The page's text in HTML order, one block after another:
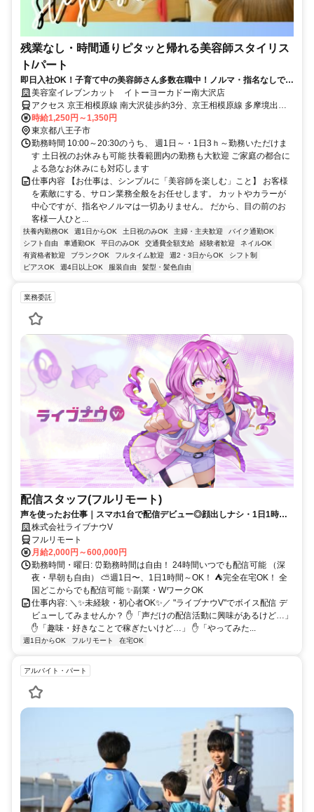
残業なし・時間通りピタッと帰れる美容師スタイリス
ト/パート
即日入社OK！子育て中の美容師さん多数在職中！ノルマ・指名なしで安
心して働けます！スキマ時間を有効に使いませんか？
美容室イレブンカット イトーヨーカドー南大沢店
アクセス 京王相模原線 南大沢徒歩約3分、京王相模原線 多摩境出入
口1徒歩約27分、京王相模原線 京王堀之内徒歩約35分
時給1,250円～1,350円
東京都八王子市
勤務時間 10:00～20:30のうち、 週1日～・1日3ｈ～勤務いただけま
す 土日祝のお休みも可能 扶養範囲内の勤務も大歓迎 ご家庭の都合に
よる急なお休みにも対応します
仕事内容 【お仕事は、シンプルに「美容師を楽しむ」こと】 お客様
を素敵にする、サロン業務全般をお任せします。 カットやカラーが
中心ですが、指名やノルマは一切ありません。 だから、目の前のお
客様一人ひと...
扶養内勤務OK 週1日からOK 土日祝のみOK 主婦・主夫歓迎
バイク通勤OK
シフト自由
車通勤OK 平日のみOK 交通費全額支給 経験者歓迎
ネイルOK
有資格者歓迎
ブランクOK フルタイム歓迎 週2・3日からOK
シフト制
ピアスOK
週4日以上OK 服装自由 髪型・髪色自由
業務委託
配信スタッフ(フルリモート)
声を使ったお仕事｜スマホ1台で配信デビュー◎顔出しナシ・1日1時間
～OK♪
株式会社ライブナウV
フルリモート
月給2,000円～600,000円
勤務時間・曜日: ⏰勤務時間は自由！ 24時間いつでも配信可能 （深
夜・早朝も自由） ⛅週1日〜、1日1時間～OK！ ⛺完全在宅OK！ 全
国どこからでも配信可能 ✨副業・WワークOK
仕事内容: ＼✨未経験・初心者OK✨／ "ライブナウV"でボイス配信 デ
ビューしてみませんか？ ✋「声だけの配信活動に興味があるけど…」
✋「趣味・好きなことで稼ぎたいけど…」 ✋「やってみた...
週1日からOK フルリモート 在宅OK
アルバイト・パート